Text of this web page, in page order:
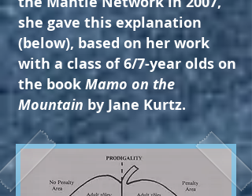
she gave this explanation
(below), based on her work
with a class of 6/7-year olds on
the book Mamo on the
Mountain by Jane Kurtz.